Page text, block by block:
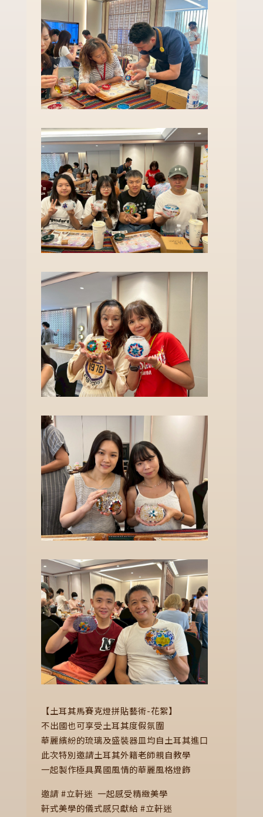
【土耳其馬賽克燈拼貼藝術-花絮】
不出國也可享受土耳其度假氛圍
華麗繽紛的琉璃及盛裝器皿均自土耳其進口
此次特別邀請土耳其外籍老師親自教學
一起製作極具異國風情的華麗風格燈飾
邀請 #立軒迷 一起感受精緻美學
軒式美學的儀式感只獻給 #立軒迷